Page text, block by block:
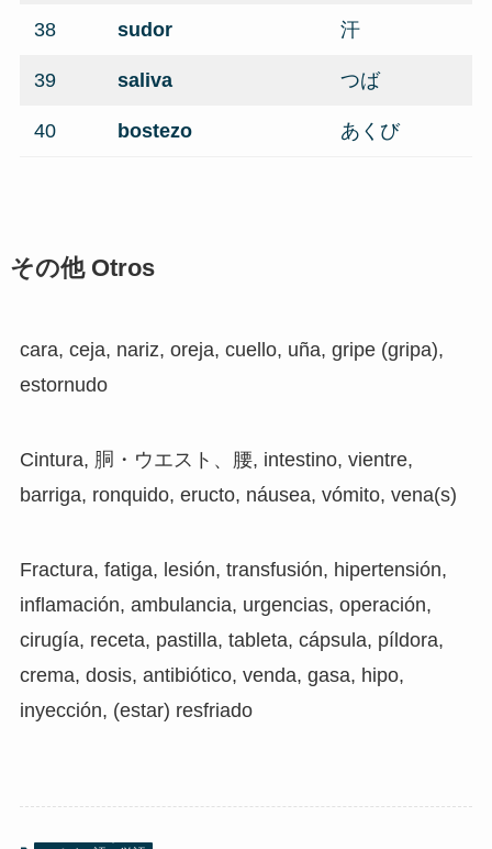
38 sudor 汗
39 saliva つば
40 bostezo あくび
その他 Otros
cara, ceja, nariz, oreja, cuello, uña, gripe (gripa),
estornudo
Cintura, 胴・ウエスト、腰, intestino, vientre,
barriga, ronquido, eructo, náusea, vómito, vena(s)
Fractura, fatiga, lesión, transfusión, hipertensión,
inflamación, ambulancia, urgencias, operación,
cirugía, receta, pastilla, tableta, cápsula, píldora,
crema, dosis, antibiótico, venda, gasa, hipo,
inyección, (estar) resfriado